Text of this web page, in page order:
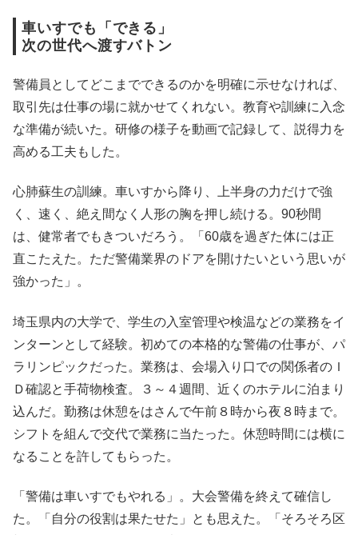
車いすでも「できる」
次の世代へ渡すバトン
警備員としてどこまでできるのかを明確に示せなければ、
取引先は仕事の場に就かせてくれない。教育や訓練に入念
な準備が続いた。研修の様子を動画で記録して、説得力を
高める工夫もした。
心肺蘇生の訓練。車いすから降り、上半身の力だけで強
く、速く、絶え間なく人形の胸を押し続ける。90秒間
は、健常者でもきついだろう。「60歳を過ぎた体には正
直こたえた。ただ警備業界のドアを開けたいという思いが
強かった」。
埼玉県内の大学で、学生の入室管理や検温などの業務をイ
ンターンとして経験。初めての本格的な警備の仕事が、パ
ラリンピックだった。業務は、会場入り口での関係者のＩ
Ｄ確認と手荷物検査。３～４週間、近くのホテルに泊まり
込んだ。勤務は休憩をはさんで午前８時から夜８時まで。
シフトを組んで交代で業務に当たった。休憩時間には横に
なることを許してもらった。
「警備は車いすでもやれる」。大会警備を終えて確信し
た。「自分の役割は果たせた」とも思えた。「そろそろ区